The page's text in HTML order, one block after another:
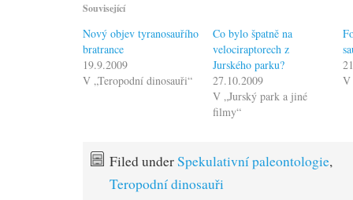
Související
Nový objev tyranosauřího
bratrance
19.9.2009
V „Teropodní dinosauři“
Co bylo špatně na
velociraptorech z
Jurského parku?
27.10.2009
V „Jurský park a jiné
filmy“
V
Filed underSpekulativní paleontologie,
Teropodní dinosauři